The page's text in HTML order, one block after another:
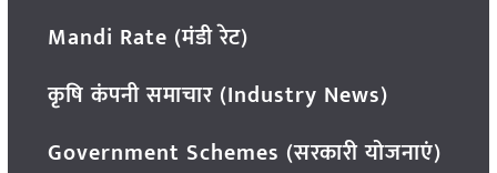
Mandi Rate (मंडी रेट)
कृषि कंपनी समाचार (Industry News)
Government Schemes (सरकारी योजनाएं)